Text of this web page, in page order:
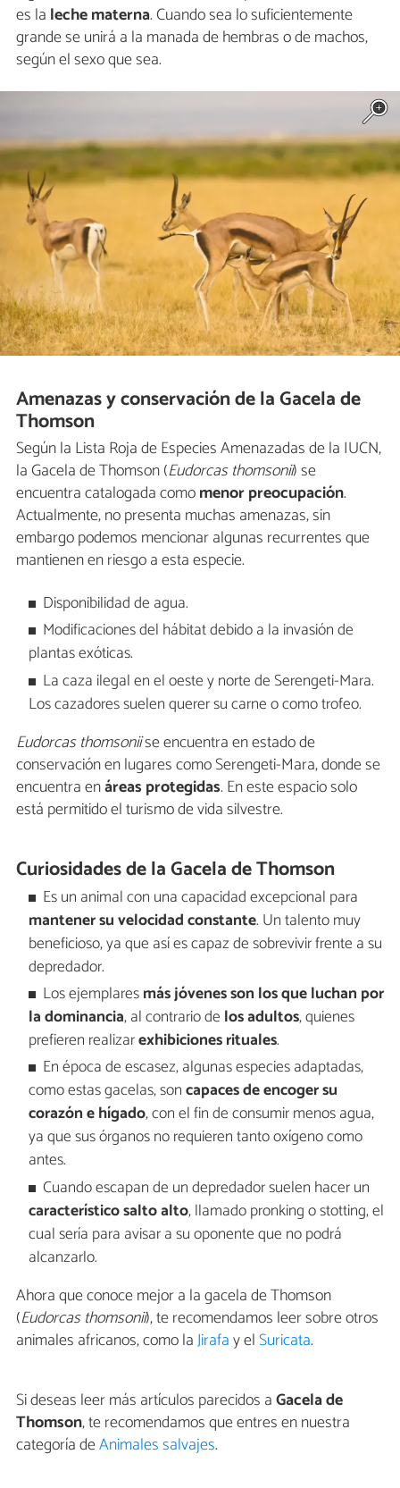
es la leche materna. Cuando sea lo suficientemente
grande se unirá a la manada de hembras o de machos,
según el sexo que sea.
Amenazas y conservación de la Gacela de
Thomson
Según la Lista Roja de Especies Amenazadas de la IUCN,
la Gacela de Thomson (Eudorcas thomsonii) se
encuentra catalogada comomenor preocupación.
Actualmente, no presenta muchas amenazas, sin
embargo podemos mencionar algunas recurrentes que
mantienen en riesgo a esta especie.
Disponibilidad de agua.
Modificaciones del hábitat debido a la invasión de
plantas exóticas.
La caza ilegal en el oeste y norte de Serengeti-Mara.
Los cazadores suelen querer su carne o como trofeo.
Eudorcas thomsoniise encuentra en estado de
conservación en lugares como Serengeti-Mara, donde se
encuentra enáreas protegidas. En este espacio solo
está permitido el turismo de vida silvestre.
Curiosidades de la Gacela de Thomson
Es un animal con una capacidad excepcional para
mantener su velocidad constante. Un talento muy
beneficioso, ya que así es capaz de sobrevivir frente a su
depredador.
Los ejemplaresmás jóvenes son los que luchan por
la dominancia, al contrario de los adultos, quienes
prefieren realizarexhibiciones rituales.
En época de escasez, algunas especies adaptadas,
como estas gacelas, soncapaces de encoger su
corazón e hígado, con el fin de consumir menos agua,
ya que sus órganos no requieren tanto oxígeno como
antes.
Cuando escapan de un depredador suelen hacer un
característico salto alto, llamado pronking o stotting, el
cual sería para avisar a su oponente que no podrá
alcanzarlo.
Ahora que conoce mejor a la gacela de Thomson
(Eudorcas thomsonii), te recomendamos leer sobre otros
animales africanos, como laJirafay elSuricata.
Si deseas leer más artículos parecidos aGacela de
Thomson, te recomendamos que entres en nuestra
categoría deAnimales salvajes.